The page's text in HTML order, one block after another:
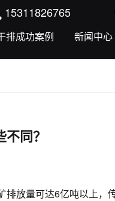
15311826765
排成功案例 新闻中心
同？
放量可达6亿吨以上，